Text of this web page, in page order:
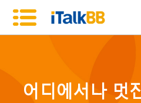
어디에서나 멋